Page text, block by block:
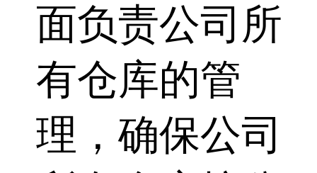
面负责公司所
有仓库的管
理，确保公司